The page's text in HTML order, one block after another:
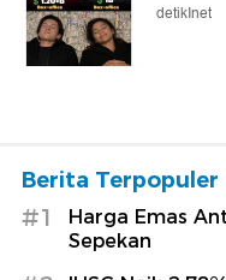
detikInet
Berita Terpopuler
#1
Harga Emas
Sepekan